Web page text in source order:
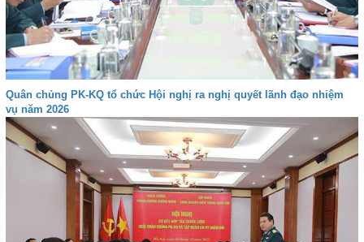
Quân chủng PK-KQ tổ chức Hội nghị ra nghị quyết lãnh đạo nhiệm
vụ năm 2026